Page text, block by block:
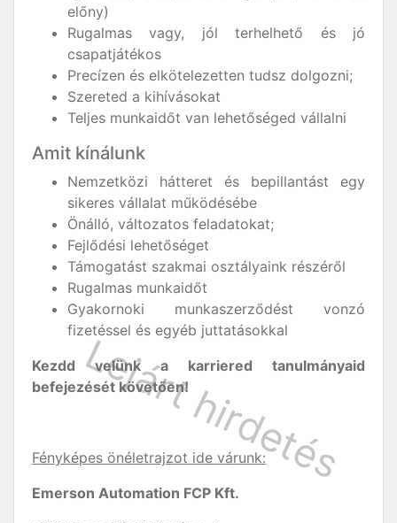
előny)
Rugalmas vagy, jól terhelhető és jó
csapatjátékos
Precízen és elkötelezetten tudsz dolgozni;
Szereted a kihívásokat
Teljes munkaidőt van lehetőséged vállalni
Amit kínálunk
Nemzetközi hátteret és bepillantást egy
sikeres vállalat működésébe
Önálló, változatos feladatokat;
Fejlődési lehetőséget
Támogatást szakmai osztályaink részéről
Rugalmas munkaidőt
Gyakornoki munkaszerződést vonzó
fizetéssel és egyéb juttatásokkal
Kezdd velünk a karriered tanulmányaid
befejezését követően!
Fényképes önéletrajzot ide várunk:
Emerson Automation FCP Kft.